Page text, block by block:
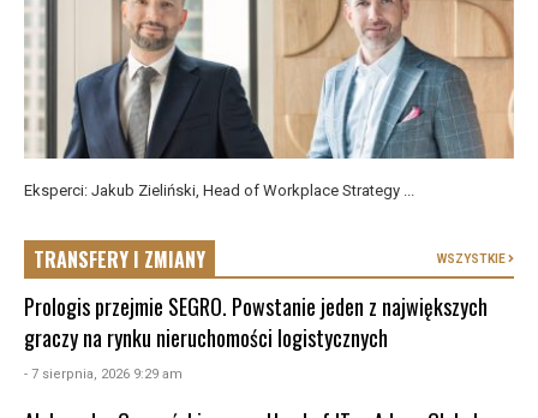
Eksperci: Jakub Zieliński, Head of Workplace Strategy ...
TRANSFERY I ZMIANY WSZYSTKIE
Prologis przejmie SEGRO. Powstanie jeden z największych
graczy na rynku nieruchomości logistycznych
- 7 sierpnia, 2026 9:29 am